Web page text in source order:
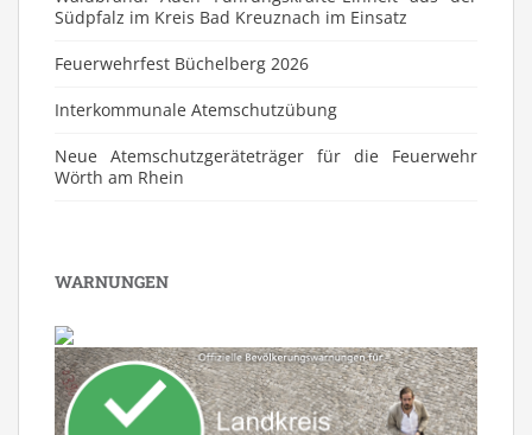
Südpfalz im Kreis Bad Kreuznach im Einsatz
Feuerwehrfest Büchelberg 2026
⁠Interkommunale Atemschutzübung
Neue Atemschutzgeräteträger für die Feuerwehr
Wörth am Rhein
WARNUNGEN